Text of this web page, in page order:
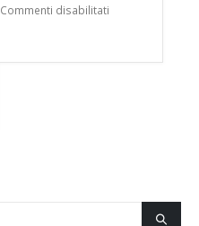
Commenti disabilitati